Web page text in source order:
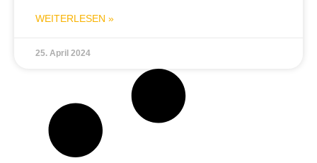
WEITERLESEN »
25. April 2024